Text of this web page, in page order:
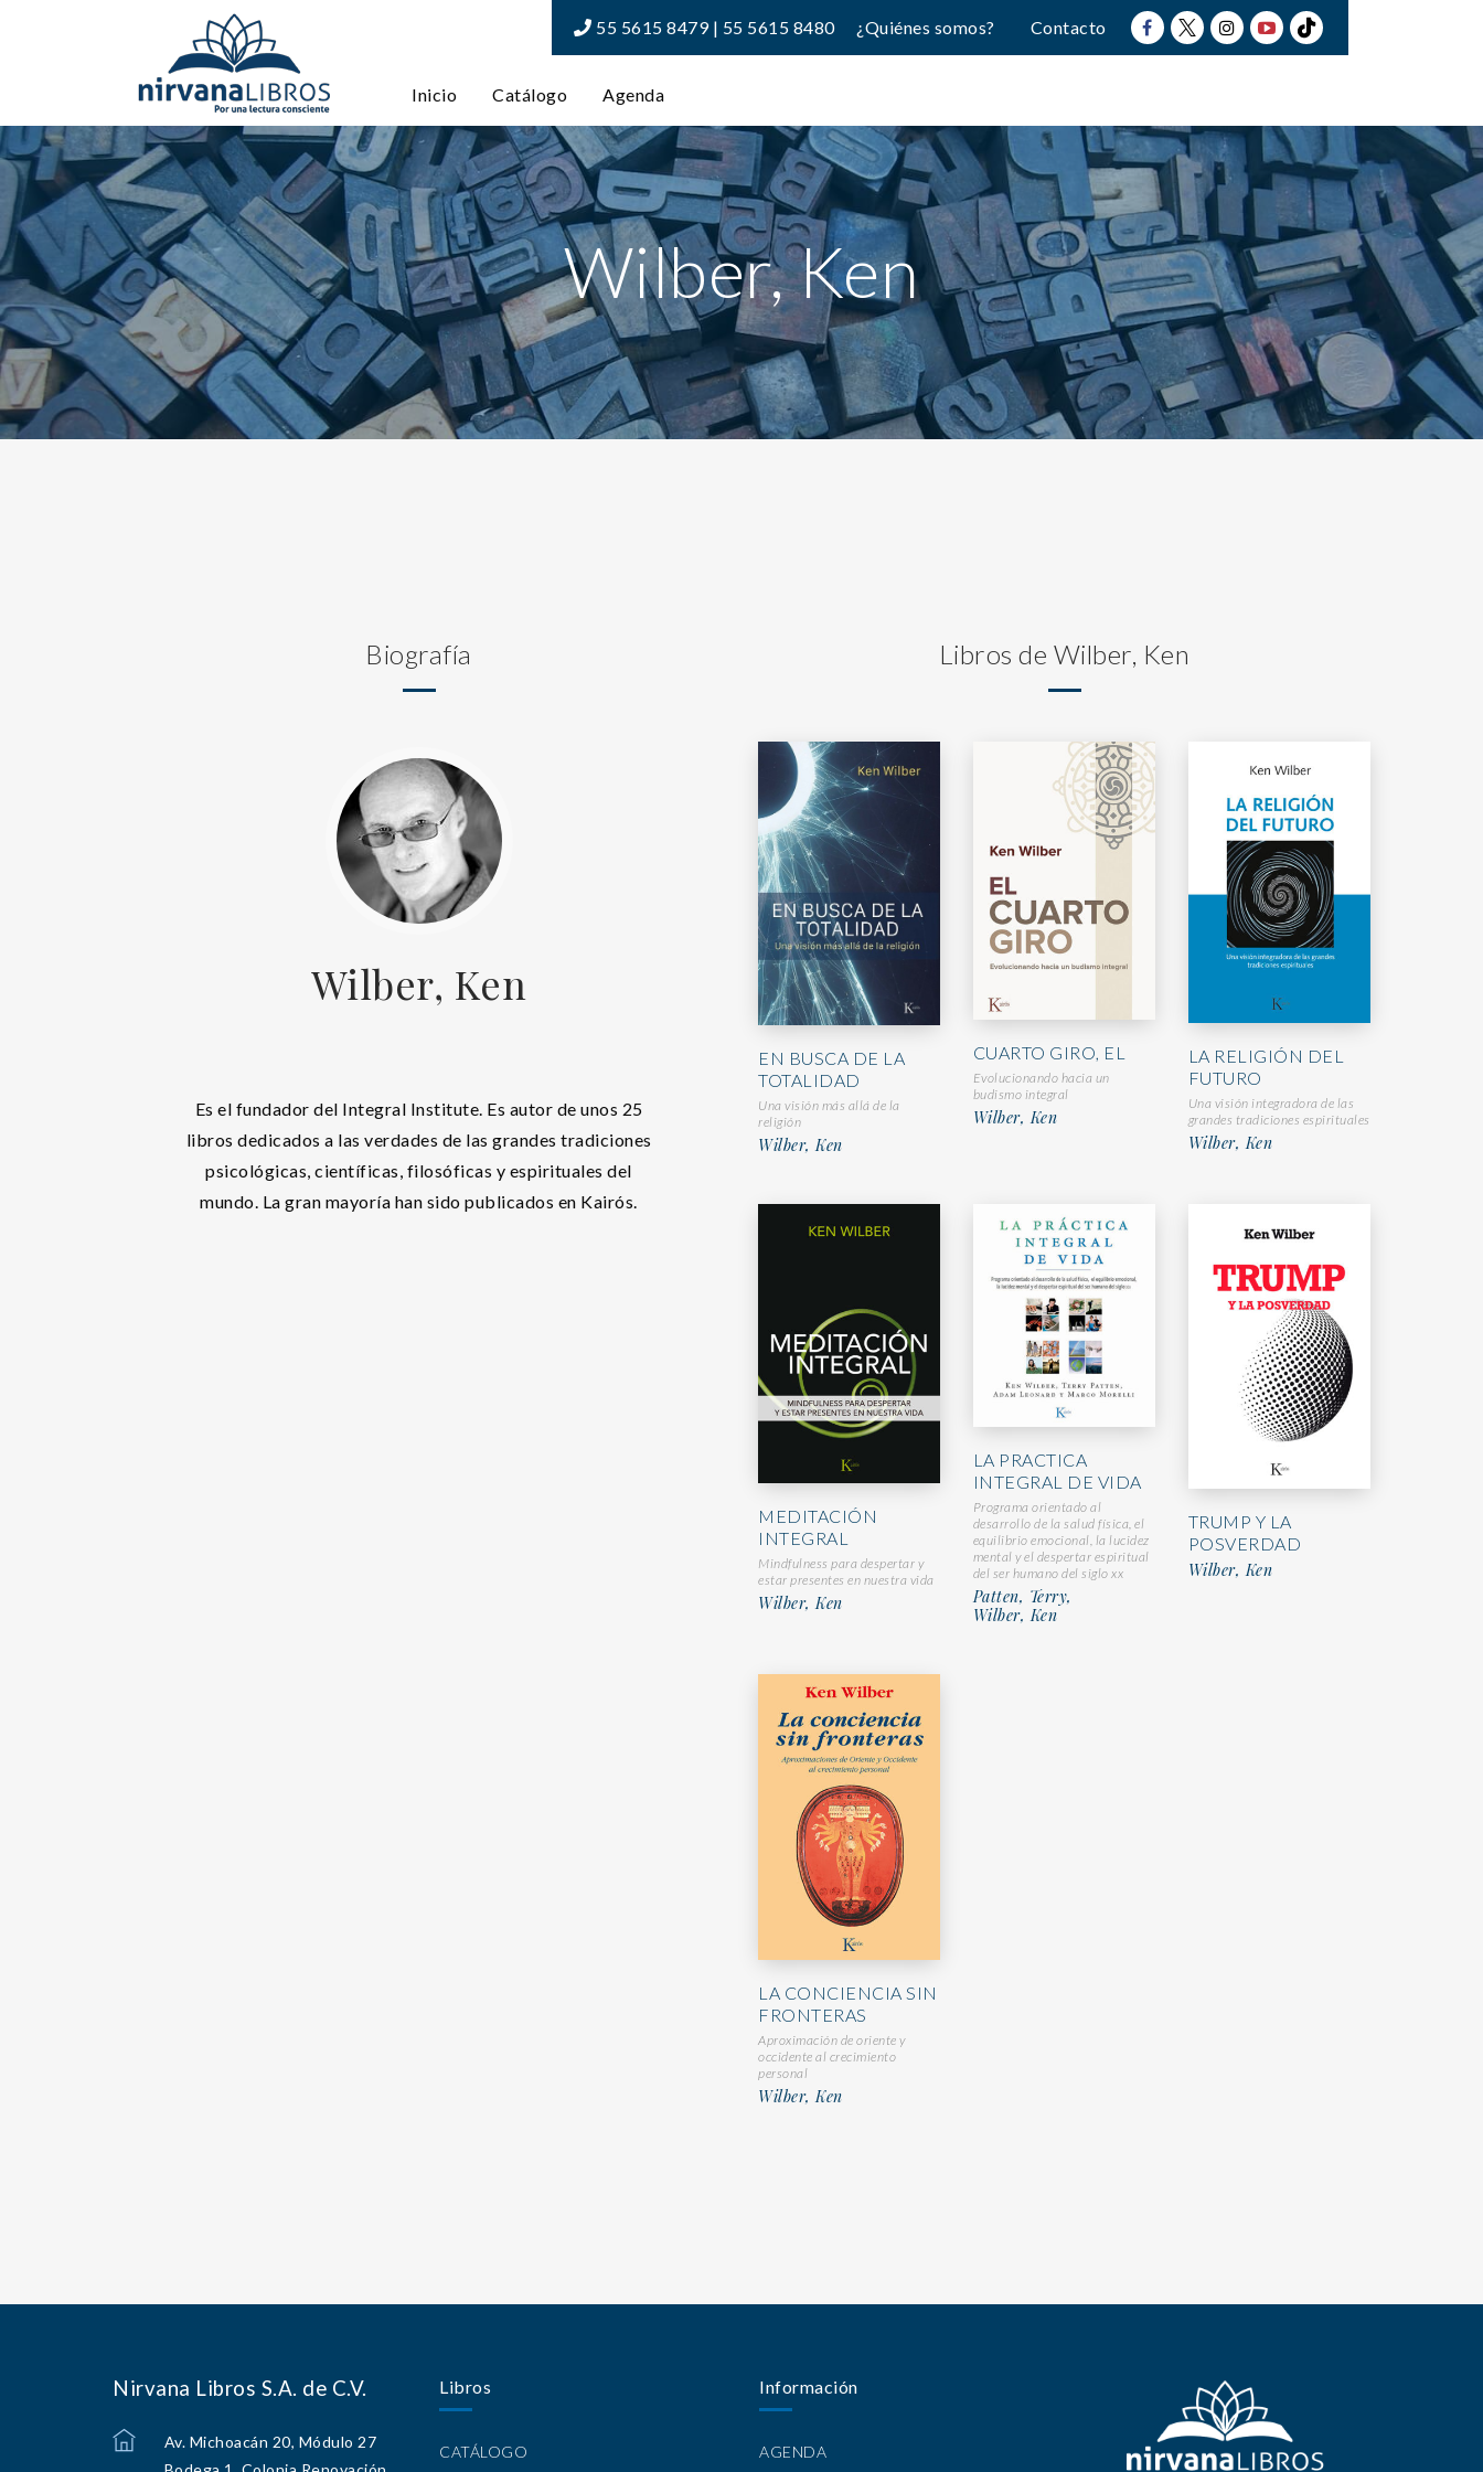
55 5615 8479 | 55 5615 8480 ¿Quiénes somos? Contacto
Inicio Catálogo Agenda
Wilber, Ken
Biografía
Wilber, Ken
Es el fundador del Integral Institute. Es autor de unos 25
libros dedicados a las verdades de las grandes tradiciones
psicológicas, científicas, filosóficas y espirituales del
mundo. La gran mayoría han sido publicados en Kairós.
Libros de Wilber, Ken
EN BUSCA DE LA
TOTALIDAD
Una visión más allá de la
religión
Wilber, Ken
CUARTO GIRO, EL
Evolucionando hacia un
budismo integral
Wilber, Ken
LA RELIGIÓN DEL
FUTURO
Una visión integradora de las
grandes tradiciones espirituales
Wilber, Ken
MEDITACIÓN
INTEGRAL
Mindfulness para despertar y
estar presentes en nuestra vida
Wilber, Ken
LA PRACTICA
INTEGRAL DE VIDA
Programa orientado al
desarrollo de la salud física, el
equilibrio emocional, la lucidez
mental y el despertar espiritual
del ser humano del siglo xx
Patten, Terry,
Wilber, Ken
TRUMP Y LA
POSVERDAD
Wilber, Ken
LA CONCIENCIA SIN
FRONTERAS
Aproximación de oriente y
occidente al crecimiento
personal
Wilber, Ken
Nirvana Libros S.A. de C.V.
Av. Michoacán 20, Módulo 27
Libros
CATÁLOGO
Información
AGENDA